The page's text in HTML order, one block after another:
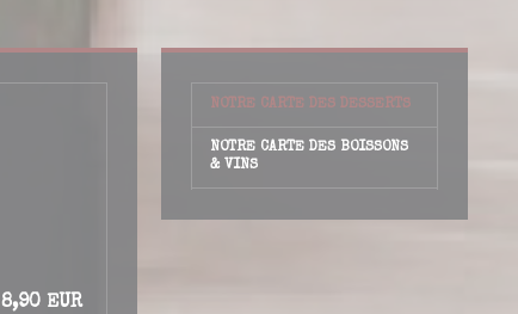
8,90 EUR
NOTRE CARTE DES DESSERTS
NOTRE CARTE DES BOISSONS
& VINS